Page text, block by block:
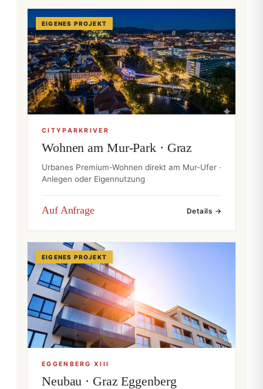
EIGENES PROJEKT
CITYPARKRIVER
Wohnen am Mur-Park · Graz
Urbanes Premium-Wohnen direkt am Mur-Ufer ·
Anlegen oder Eigennutzung
Auf Anfrage Details →
EIGENES PROJEKT
EGGENBERG XIII
Neubau · Graz Eggenberg